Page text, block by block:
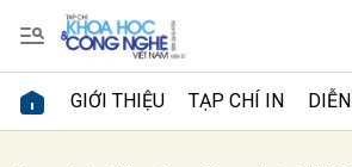
GIỚI THIỆU TẠP CHÍ IN
Gửi bình luận